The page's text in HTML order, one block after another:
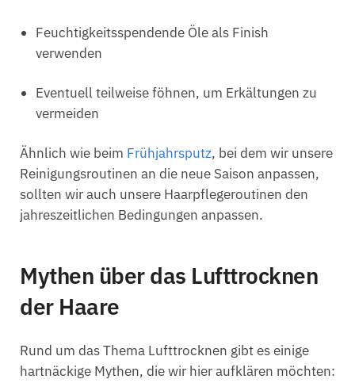
Feuchtigkeitsspendende Öle als Finish
verwenden
Eventuell teilweise föhnen, um Erkältungen zu
vermeiden
Ähnlich wie beim Frühjahrsputz, bei dem wir unsere
Reinigungsroutinen an die neue Saison anpassen,
sollten wir auch unsere Haarpflegeroutinen den
jahreszeitlichen Bedingungen anpassen.
Mythen über das Lufttrocknen
der Haare
Rund um das Thema Lufttrocknen gibt es einige
hartnäckige Mythen, die wir hier aufklären möchten: